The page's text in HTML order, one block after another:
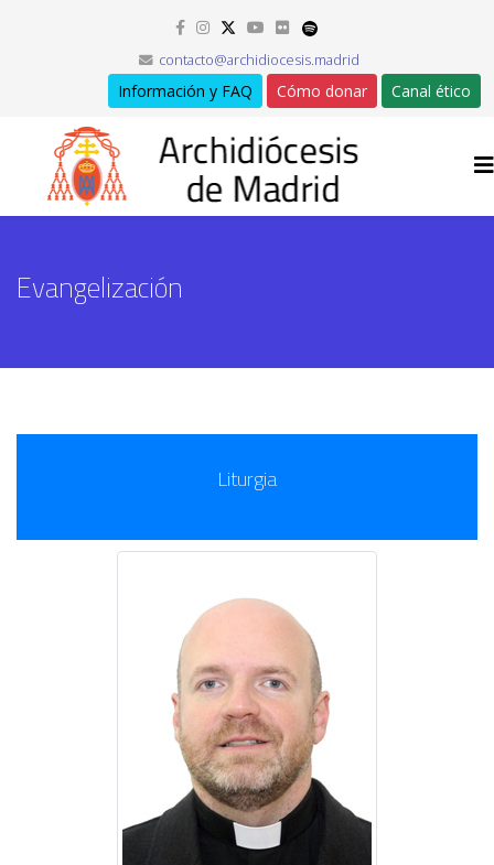
contacto@archidiocesis.madrid
Información y FAQ Cómo donar Canal ético
Evangelización
Liturgia